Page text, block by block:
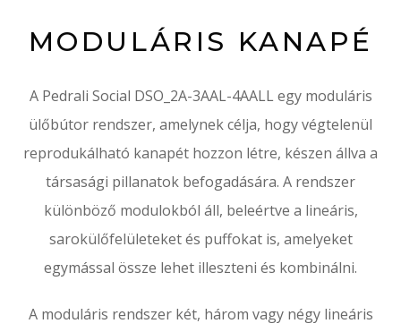
MODULÁRIS KANAPÉ
A Pedrali Social DSO_2A-3AAL-4AALL egy moduláris
ülőbútor rendszer, amelynek célja, hogy végtelenül
reprodukálható kanapét hozzon létre, készen állva a
társasági pillanatok befogadására. A rendszer
különböző modulokból áll, beleértve a lineáris,
sarokülőfelületeket és puffokat is, amelyeket
egymással össze lehet illeszteni és kombinálni.
A moduláris rendszer két, három vagy négy lineáris